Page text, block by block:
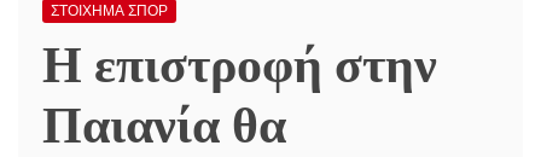
ΣΤΟΙΧΗΜΑ ΣΠΟΡ
Η επιστροφή στην
Παιανία θα